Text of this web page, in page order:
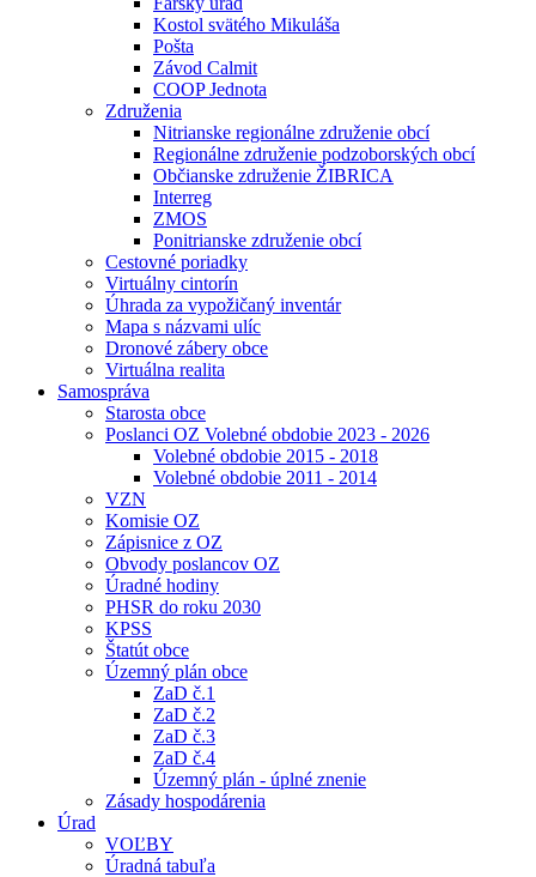
Kostol svätého Mikuláša
Pošta
Závod Calmit
COOP Jednota
Združenia
Nitrianske regionálne združenie obcí
Regionálne združenie podzoborských obcí
Občianske združenie ŽIBRICA
Interreg
ZMOS
Ponitrianske združenie obcí
Cestovné poriadky
Virtuálny cintorín
Úhrada za vypožičaný inventár
Mapa s názvami ulíc
Dronové zábery obce
Virtuálna realita
Samospráva
Starosta obce
Poslanci OZ Volebné obdobie 2023 - 2026
Volebné obdobie 2015 - 2018
Volebné obdobie 2011 - 2014
VZN
Komisie OZ
Zápisnice z OZ
Obvody poslancov OZ
Úradné hodiny
PHSR do roku 2030
KPSS
Štatút obce
Územný plán obce
ZaD č.1
ZaD č.2
ZaD č.3
ZaD č.4
Územný plán - úplné znenie
Zásady hospodárenia
Úrad
VOĽBY
Úradná tabuľa